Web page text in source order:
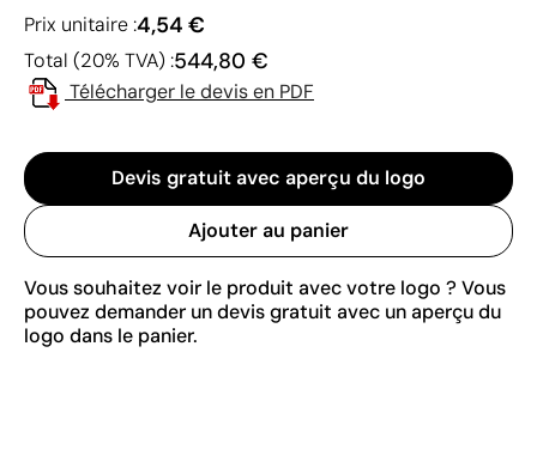
Prix unitaire :4,54 €
Total (20% TVA) :544,80 €
Télécharger le devis en PDF
Devis gratuit avec aperçu du logo
Ajouter au panier
Vous souhaitez voir le produit avec votre logo ? Vous
pouvez demander un devis gratuit avec un aperçu du
logo dans le panier.